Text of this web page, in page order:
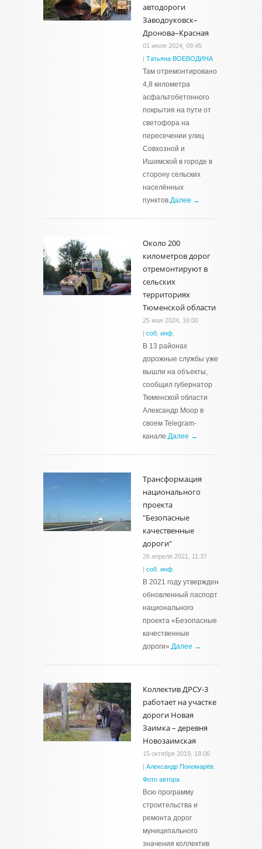
автодороги
Заводоуковск–
Дронова–Красная
01 июля 2024, 09:45
| Татьяна ВОЕВОДИНА
Там отремонтировано
4,8 километра
асфальтобетонного
покрытия на пути от
светофора на
пересечении улиц
Совхозной и
Ишимской в городе в
сторону сельских
населённых
пунктов.Далее →
Около 200
километров дорог
отремонтируют в
сельских
территориях
Тюменской области
25 мая 2024, 16:00
| соб. инф.
В 13 районах
дорожные службы уже
вышли на объекты,
сообщил губернатор
Тюменской области
Александр Моор в
своем Telegram-
канале.Далее →
Трансформация
национального
проекта
"Безопасные
качественные
дороги"
26 апреля 2021, 11:37
| соб. инф.
В 2021 году утвержден
обновленный паспорт
национального
проекта «Безопасные
качественные
дороги».Далее →
Коллектив ДРСУ-3
работает на участке
дороги Новая
Заимка – деревня
Новозаимская
15 октября 2019, 18:06
| Александр Пономарёв.
Фото автора
Всю программу
строительства и
ремонта дорог
муниципального
значения коллектив